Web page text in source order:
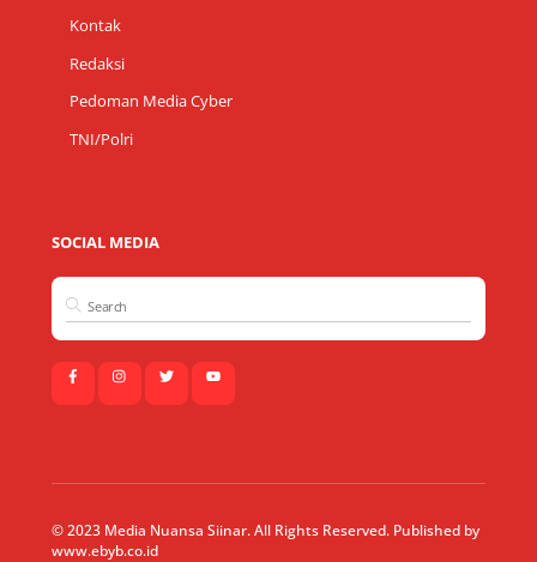
Kontak
Redaksi
Pedoman Media Cyber
TNI/Polri
SOCIAL MEDIA
© 2023 Media Nuansa Siinar. All Rights Reserved. Published by
www.ebyb.co.id